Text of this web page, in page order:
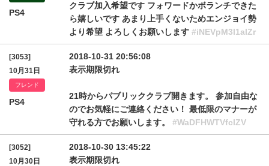
PS4
クラブ加入希望です フォワードかボランチできた
ら嬉しいです あまり上手くないためエンジョイ勢
より希望 よろしくお願いします #iNEVpM3l1alZr
[3053]
10月31日
フレンド
PS4
2018-10-31 20:56:08
表示期限切れ
21時からパブリッククラブ開きます。 参加自由な
のでお気軽にご連絡ください！ 最低限のマナーが
守れる方でお願いします。 #WaDFHWTVfclZV
[3052]
10月30日
2018-10-30 13:45:22
表示期限切れ